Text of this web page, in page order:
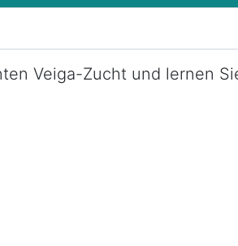
Veiga-Zucht und lernen